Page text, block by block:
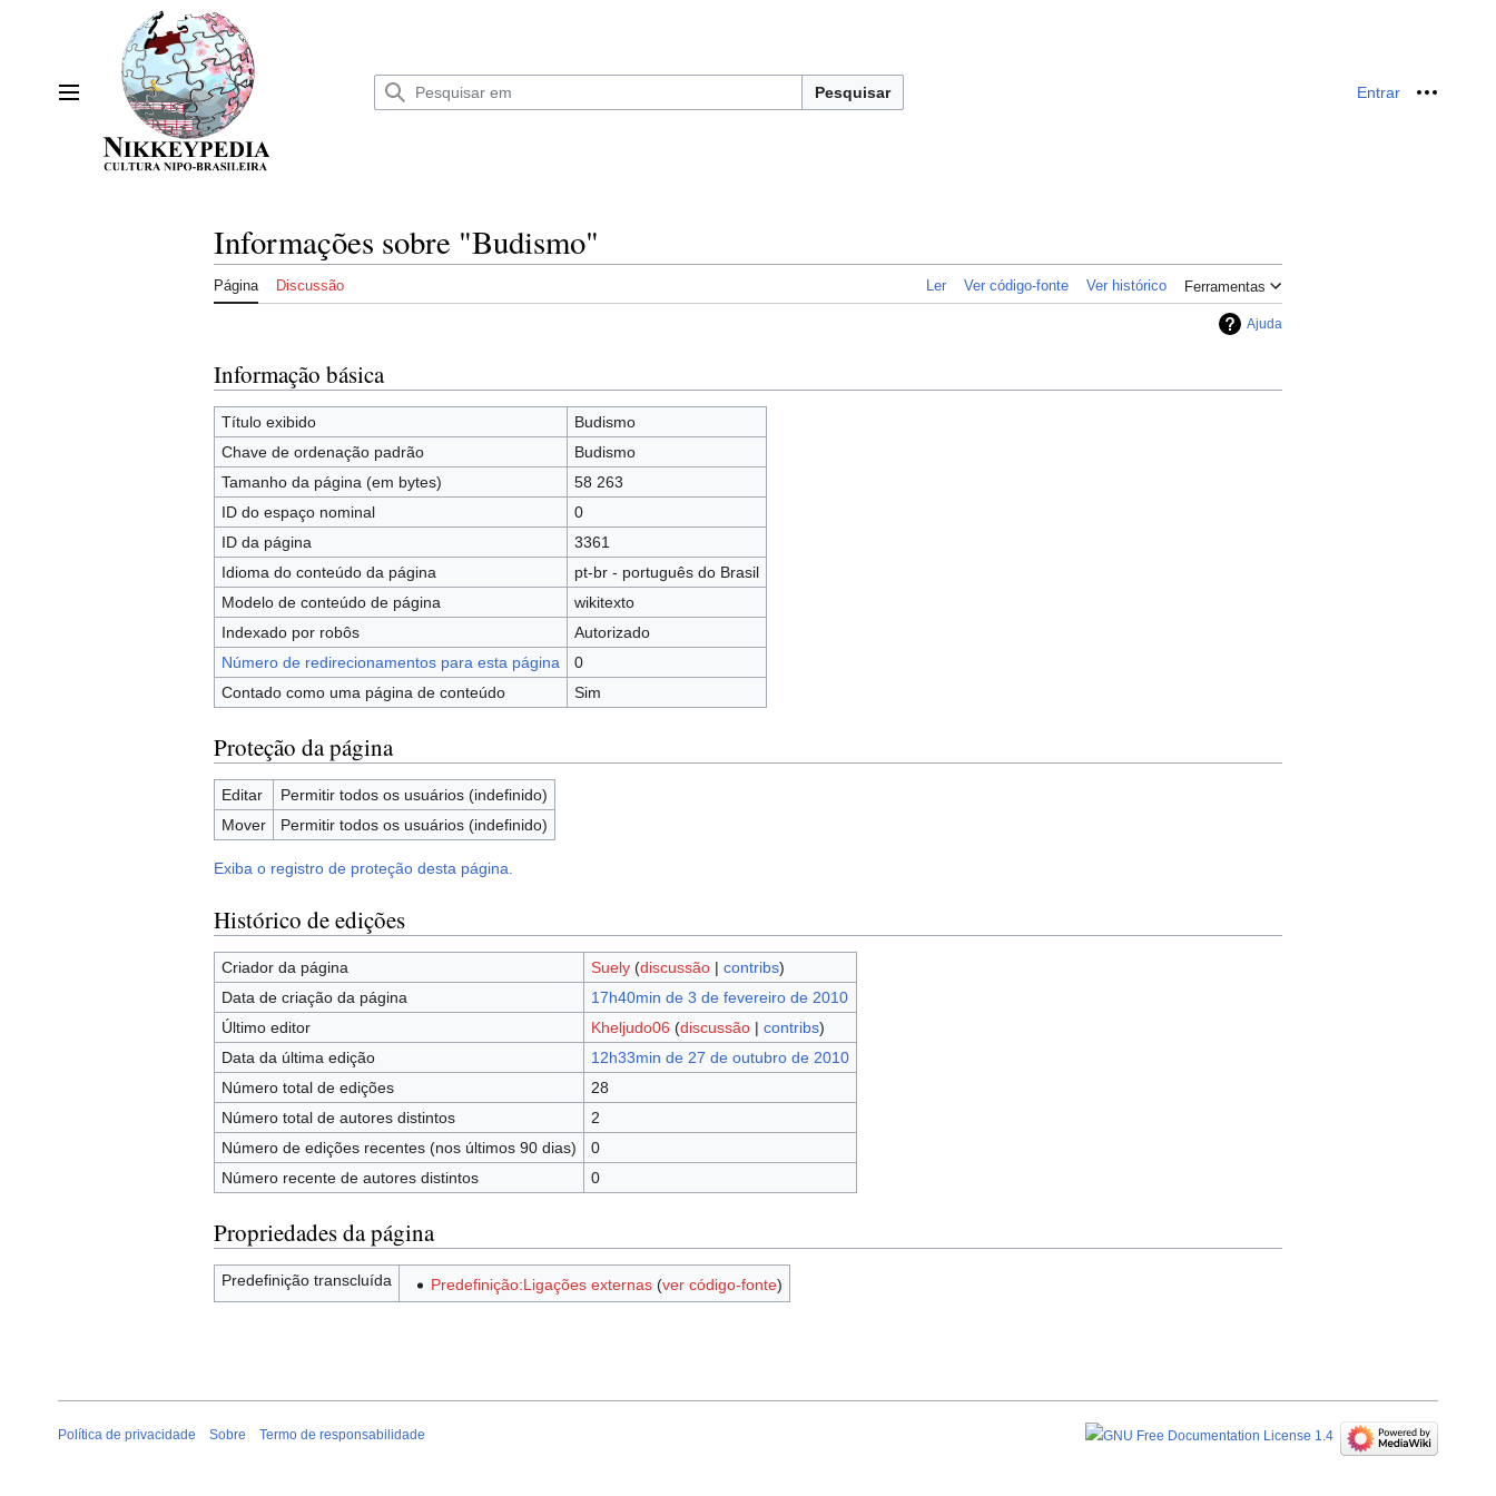
Menu principal
Pesquisar Entrar
Informações sobre "Budismo"
Página Discussão Ler Ver código-fonte Ver histórico Ferramentas
Ajuda
Informação básica
Título exibido
Budismo
Chave de ordenação padrão
Budismo
Tamanho da página (em bytes)
58 263
ID do espaço nominal
0
ID da página
3361
Idioma do conteúdo da página
pt-br - português do Brasil
Modelo de conteúdo de página
wikitexto
Indexado por robôs
Autorizado
Número de redirecionamentos para esta página
0
Contado como uma página de conteúdo
Sim
Proteção da página
Editar
Permitir todos os usuários (indefinido)
Mover
Permitir todos os usuários (indefinido)
Exiba o registro de proteção desta página.
Histórico de edições
Criador da página Suely (discussão| contribs)
Data de criação da página
17h40min de 3 de fevereiro de 2010
Último editor
Kheljudo06 (discussão| contribs)
Data da última edição
12h33min de 27 de outubro de 2010
Número total de edições
28
Número total de autores distintos
2
Número de edições recentes (nos últimos 90 dias)
0
Número recente de autores distintos
0
Propriedades da página
Predefinição transcluída Predefinição:Ligações externas(ver código-fonte)
Política de privacidade Sobre Termo de responsabilidade